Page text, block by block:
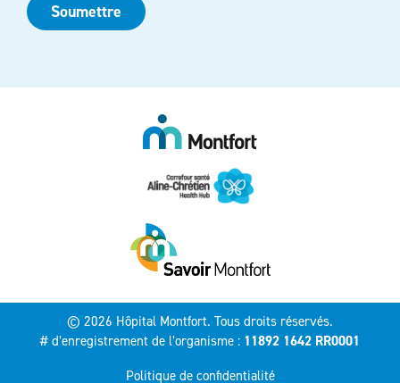
Soumettre
© 2026 Hôpital Montfort. Tous droits réservés.
# d’enregistrement de l’organisme : 11892 1642 RR0001
Politique de confidentialité